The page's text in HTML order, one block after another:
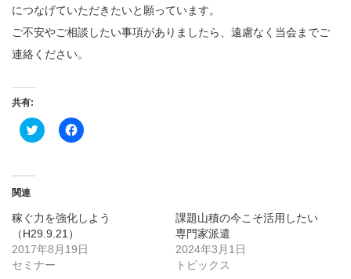
につなげていただきたいと願っています。
ご不安やご相談したい事項がありましたら、遠慮なく当会までご
連絡ください。
共有:
ク
リ
有
(新
し
い
ウ
Facebook
で
リ
し
関連
稼ぐ力を強化しよう
（H29.9.21）
2017年8月19日
セミナー
課題山積の今こそ活用したい
専門家派遣
2024年3月1日
トピックス